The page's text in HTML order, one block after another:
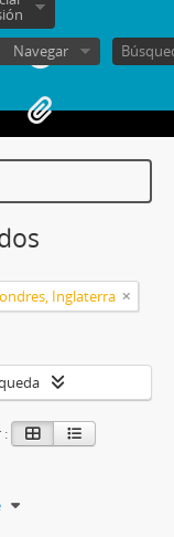
Navegar
Inglaterra
: